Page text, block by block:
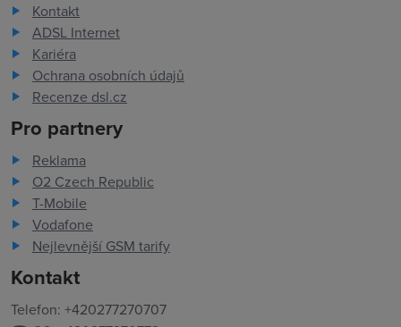
Kontakt
ADSL Internet
Kariéra
Ochrana osobních údajů
Recenze dsl.cz
Pro partnery
Reklama
O2 Czech Republic
T-Mobile
Vodafone
Nejlevnější GSM tarify
Kontakt
Telefon: +420277270707